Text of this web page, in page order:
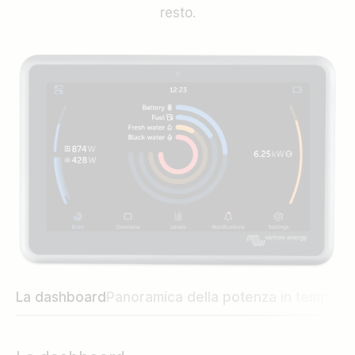
resto.
La dashboardPanoramica della potenza in tempo